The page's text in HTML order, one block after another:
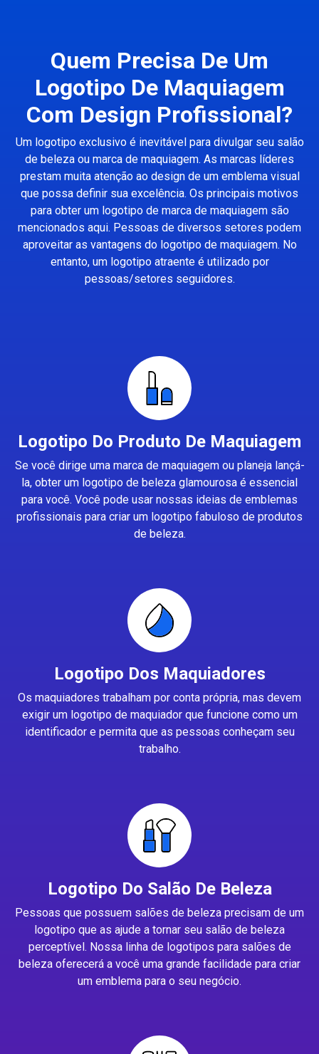
Quem Precisa De Um
Logotipo De Maquiagem
Com Design Profissional?
Um logotipo exclusivo é inevitável para divulgar seu salão
de beleza ou marca de maquiagem. As marcas líderes
prestam muita atenção ao design de um emblema visual
que possa definir sua excelência. Os principais motivos
para obter um logotipo de marca de maquiagem são
mencionados aqui. Pessoas de diversos setores podem
aproveitar as vantagens do logotipo de maquiagem. No
entanto, um logotipo atraente é utilizado por
pessoas/setores seguidores.
Logotipo Do Produto De Maquiagem
Se você dirige uma marca de maquiagem ou planeja lançá-
la, obter um logotipo de beleza glamourosa é essencial
para você. Você pode usar nossas ideias de emblemas
profissionais para criar um logotipo fabuloso de produtos
de beleza.
Logotipo Dos Maquiadores
Os maquiadores trabalham por conta própria, mas devem
exigir um logotipo de maquiador que funcione como um
identificador e permita que as pessoas conheçam seu
trabalho.
Logotipo Do Salão De Beleza
Pessoas que possuem salões de beleza precisam de um
logotipo que as ajude a tornar seu salão de beleza
perceptível. Nossa linha de logotipos para salões de
beleza oferecerá a você uma grande facilidade para criar
um emblema para o seu negócio.